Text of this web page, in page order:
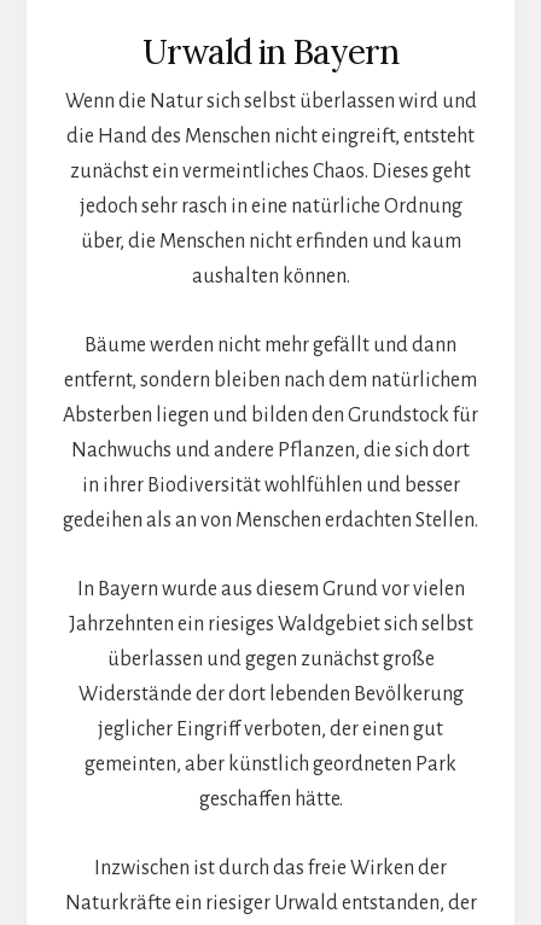
Urwald in Bayern
Wenn die Natur sich selbst überlassen wird und
die Hand des Menschen nicht eingreift, entsteht
zunächst ein vermeintliches Chaos. Dieses geht
jedoch sehr rasch in eine natürliche Ordnung
über, die Menschen nicht erfinden und kaum
aushalten können.
Bäume werden nicht mehr gefällt und dann
entfernt, sondern bleiben nach dem natürlichem
Absterben liegen und bilden den Grundstock für
Nachwuchs und andere Pflanzen, die sich dort
in ihrer Biodiversität wohlfühlen und besser
gedeihen als an von Menschen erdachten Stellen.
In Bayern wurde aus diesem Grund vor vielen
Jahrzehnten ein riesiges Waldgebiet sich selbst
überlassen und gegen zunächst große
Widerstände der dort lebenden Bevölkerung
jeglicher Eingriff verboten, der einen gut
gemeinten, aber künstlich geordneten Park
geschaffen hätte.
Inzwischen ist durch das freie Wirken der
Naturkräfte ein riesiger Urwald entstanden, der